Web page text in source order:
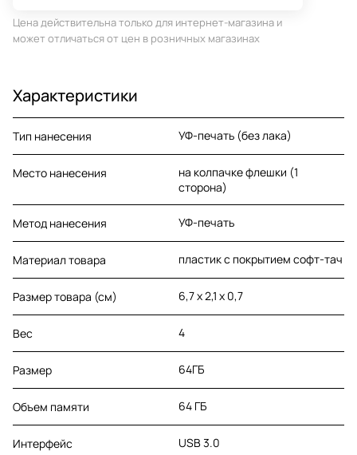
Цена действительна только для интернет-магазина и
может отличаться от цен в розничных магазинах
Характеристики
Тип нанесения УФ-печать (без лака)
Место нанесения
на колпачке флешки (1
сторона)
Метод нанесения УФ-печать
Материал товара пластик с покрытием софт-тач
Размер товара (см) 6,7 х 2,1 х 0,7
Вес 4
Размер 64ГБ
Объем памяти 64 ГБ
Интерфейс USB 3.0